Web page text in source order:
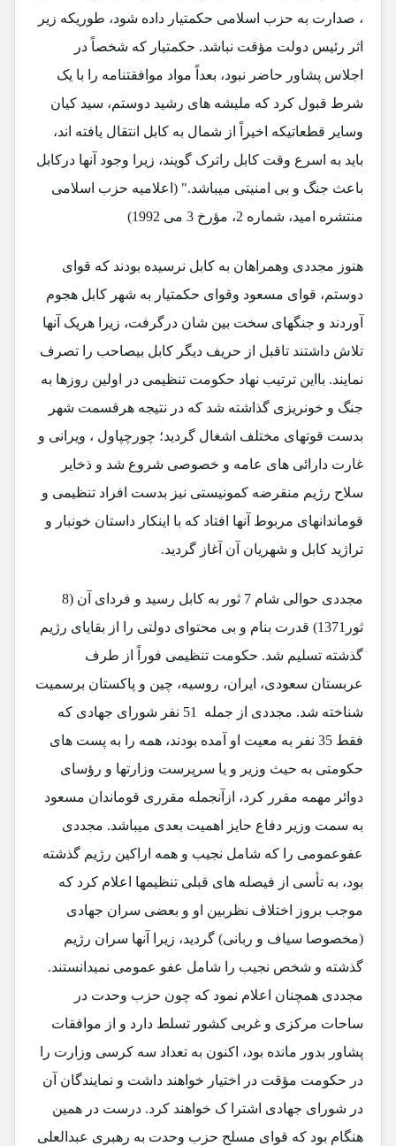
، صدارت به حزب اسلامی حکمتیار داده شود، طوریکه زیر
اثر رئیس دولت مؤقت نباشد. حکمتیار که شخصاً در
اجلاس پشاور حاضر نبود، بعداً مواد موافقتنامه را با یک
شرط قبول کرد که ملیشه های رشید دوستم، سید کیان
وسایر قطعاتیکه اخیراً از شمال به کابل انتقال یافته اند،
باید به اسرع وقت کابل راترک گویند، زیرا وجود آنها درکابل
باعث جنگ و بی امنیتی میباشد." (اعلامیه حزب اسلامی
منتشره امید، شماره 2، مؤرخ 3 می 1992)
هنوز مجددی وهمراهان به کابل نرسیده بودند که قوای
دوستم، قوای مسعود وقوای حکمتیار به شهر کابل هجوم
آوردند و جنگهای سخت بین شان درگرفت، زیرا هریک آنها
تلاش داشتند تاقبل از حریف دیگر کابل بیصاحب را تصرف
نمایند. بااین ترتیب نهاد حکومت تنظیمی در اولین روزها به
جنگ و خونریزی گذاشته شد که در نتیجه هرقسمت شهر
بدست قوتهای مختلف اشغال گردید؛ چورچپاول ، ویرانی و
غارت دارائی های عامه و خصوصی شروع شد و ذخایر
سلاح رژیم منقرضه کمونیستی نیز بدست افراد تنظیمی و
قوماندانهای مربوط آنها افتاد که با اینکار داستان خونبار و
تراژید کابل و شهریان آن آغاز گردید.
مجددی حوالی شام 7 ثور به کابل رسید و فردای آن (8
ثور1371) قدرت بنام و بی محتوای دولتی را از بقایای رژیم
گذشته تسلیم شد. حکومت تنظیمی فوراً از طرف
عربستان سعودی، ایران، روسیه، چین و پاکستان برسمیت
شناخته شد. مجددی از جمله 51 نفر شورای جهادی که
فقط 35 نفر به معیت او آمده بودند، همه را به پست های
حکومتی به حیث وزیر و یا سرپرست وزارتها و رؤسای
دوائر مهمه مقرر کرد، ازآنجمله مقرری قوماندان مسعود
به سمت وزیر دفاع حایز اهمیت بعدی میباشد. مجددی
عفوعمومی را که شامل نجیب و همه اراکین رژیم گذشته
بود، به تأسی از فیصله های قبلی تنظیمها اعلام کرد که
موجب بروز اختلاف نظربین او و بعضی سران جهادی
(مخصوصا سیاف و ربانی) گردید، زیرا آنها سران رژیم
گذشته و شخص نجیب را شامل عفو عمومی نمیدانستند.
مجددی همچنان اعلام نمود که چون حزب وحدت در
ساحات مرکزی و غربی کشور تسلط دارد و از موافقات
پشاور بدور مانده بود، اکنون به تعداد سه کرسی وزارت را
در حکومت مؤقت در اختیار خواهند داشت و نمایندگان آن
در شورای جهادی اشترا ک خواهند کرد. درست در همین
هنگام بود که قوای مسلح حزب وحدت به رهبری عبدالعلی